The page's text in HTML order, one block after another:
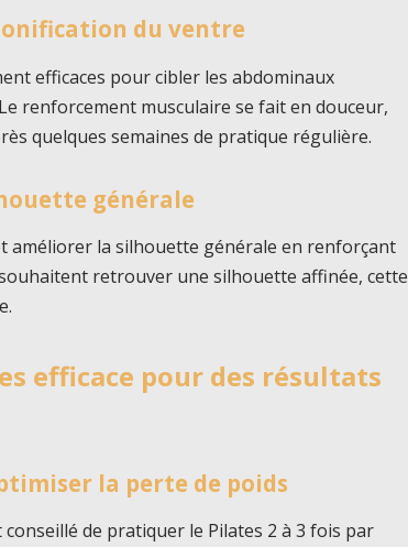
du ventre
efficaces pour cibler les abdominaux
renforcement musculaire se fait en douceur,
quelques semaines de pratique régulière.
générale
améliorer la silhouette générale en renforçant
retrouver une silhouette affinée, cette
efficace pour des résultats
la perte de poids
de pratiquer le Pilates 2 à 3 fois par